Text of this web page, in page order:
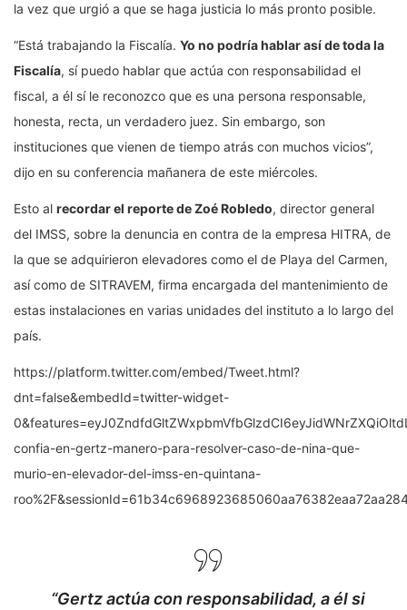
la vez que urgió a que se haga justicia lo más pronto posible.
“Está trabajando la Fiscalía. Yo no podría hablar así de toda la
Fiscalía, sí puedo hablar que actúa con responsabilidad el
fiscal, a él sí le reconozco que es una persona responsable,
honesta, recta, un verdadero juez. Sin embargo, son
instituciones que vienen de tiempo atrás con muchos vicios”,
dijo en su conferencia mañanera de este miércoles.
Esto al recordar el reporte de Zoé Robledo, director general
del IMSS, sobre la denuncia en contra de la empresa HITRA, de
la que se adquirieron elevadores como el de Playa del Carmen,
así como de SITRAVEM, firma encargada del mantenimiento de
estas instalaciones en varias unidades del instituto a lo largo del
país.
https://platform.twitter.com/embed/Tweet.html?
dnt=false&embedId=twitter-widget-
confia-en-gertz-manero-para-resolver-caso-de-nina-que-
murio-en-elevador-del-imss-en-quintana-
“Gertz actúa con responsabilidad, a él si